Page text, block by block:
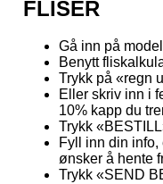
FLISER
Gå inn på
Benytt
Trykk på «regn
Eller skriv inn i
10% kapp du
Trykk
Fyll inn din info,
ønsker å hente
Trykk «SEND